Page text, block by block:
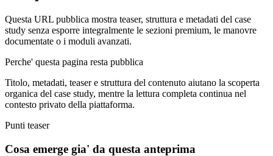
Questa URL pubblica mostra teaser, struttura e metadati del case
study senza esporre integralmente le sezioni premium, le manovre
documentate o i moduli avanzati.
Perche' questa pagina resta pubblica
Titolo, metadati, teaser e struttura del contenuto aiutano la scoperta
organica del case study, mentre la lettura completa continua nel
contesto privato della piattaforma.
Punti teaser
Cosa emerge gia' da questa anteprima